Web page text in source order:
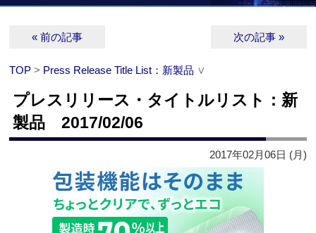
« 前の記事 次の記事 »
TOP > Press Release Title List：新製品 ∨
プレスリリース・タイトルリスト：新
製品 2017/02/06
2017年02月06日 (月)